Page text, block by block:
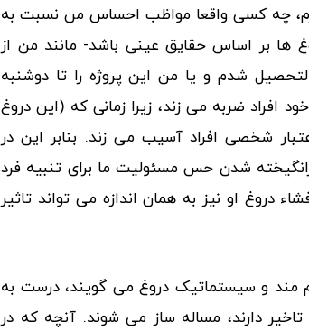
چه کسی واقعا مواظب احساس من نسبت به
ها بر اساس حقایق عینی باشد- مانند من از
شدم و یا من این پروژه را تا دوشنبه
افراد ضربه می زند، زیرا زمانی که (این دروغ
شخصی افراد آسیب می زند. بنابر این در
شدن حس مسئولیت ما برای تنبیه فرد
دروغ او نیز به همان اندازه می تواند تاثیر
مند و سیستماتیک دروغ می گویند، درست به
تاخیر دارند، مساله ساز می شوند. آنچه که در